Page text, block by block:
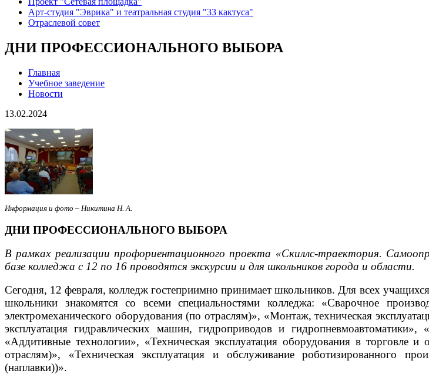
Арт-студия "Эврика" и театральная студия "33 кактуса"
Отраслевой совет
ДНИ ПРОФЕССИОНАЛЬНОГО ВЫБОРА
Главная
Учебное заведение
Новости
13.02.2024
Информация и фото – Никитина Н. А.
ДНИ ПРОФЕССИОНАЛЬНОГО ВЫБОРА
В рамках реализации профориентационного проекта «Скиллс-траектория.
базе колледжа с 12 по 16 проводятся экскурсии и для школьников города и области.
Сегодня, 12 февраля, колледж гостеприимно принимает школьников. Для всех
школьники знакомятся со всеми специальностями колледжа: «Сварочное
электромеханического оборудования (по отраслям)», «Монтаж, техническая
эксплуатация гидравлических машин, гидроприводов и
«Аддитивные технологии», «Техническая эксплуатация оборудования в торговле
отраслям)», «Техническая эксплуатация и обслуживание роботизированного
(наплавки))».